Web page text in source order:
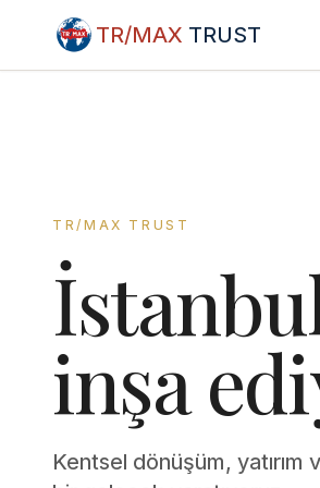
TR/MAX TRUST
TR/MAX TRUST
inşa
Kentsel dönüşüm,